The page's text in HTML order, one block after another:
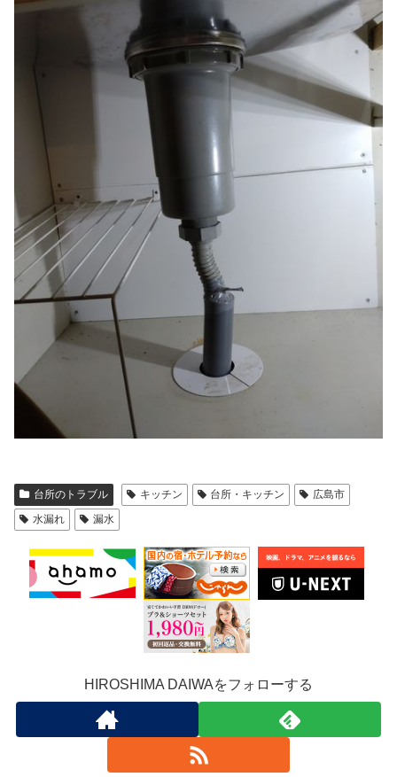
台所のトラブル キッチン 台所・キッチン
広島市
水漏れ
漏水
HIROSHIMA DAIWAをフォローする